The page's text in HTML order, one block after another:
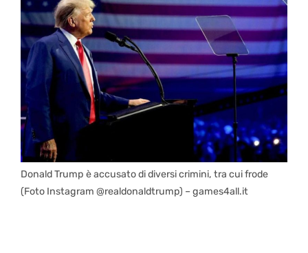
Donald Trump è accusato di diversi crimini, tra cui frode
(Foto Instagram @realdonaldtrump) – games4all.it